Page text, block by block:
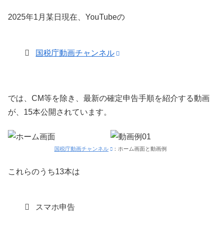
2025年1月某日現在、YouTubeの
国税庁動画チャンネル
では、CM等を除き、最新の確定申告手順を紹介する動画
が、15本公開されています。
国税庁動画チャンネル ：ホーム画面と動画例
これらのうち13本は
スマホ申告